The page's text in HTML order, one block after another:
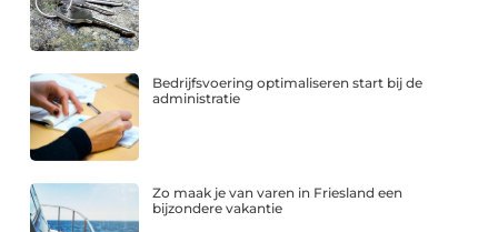
Bedrijfsvoering optimaliseren start bij de
administratie
Zo maak je van varen in Friesland een
bijzondere vakantie